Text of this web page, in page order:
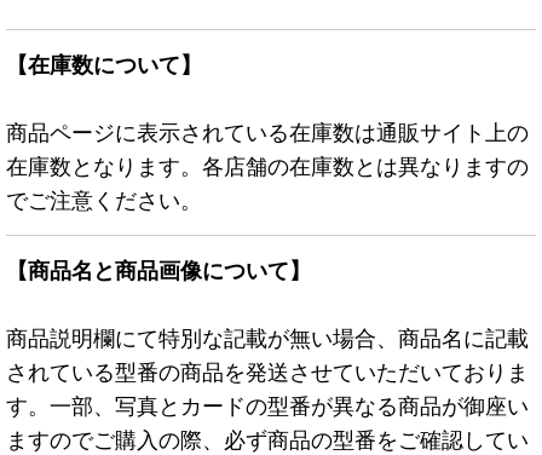
【在庫数について】
商品ページに表示されている在庫数は通販サイト上の
在庫数となります。各店舗の在庫数とは異なりますの
でご注意ください。
【商品名と商品画像について】
商品説明欄にて特別な記載が無い場合、商品名に記載
されている型番の商品を発送させていただいておりま
す。一部、写真とカードの型番が異なる商品が御座い
ますのでご購入の際、必ず商品の型番をご確認してい